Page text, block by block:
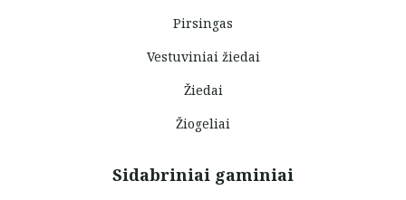
Pirsingas
Vestuviniai žiedai
Žiedai
Žiogeliai
Sidabriniai gaminiai